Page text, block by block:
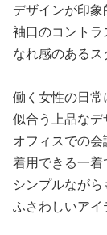
デザインが印象
袖口のコント
なれ感のあるス
働く女性の日
似合う上品なデ
オフィスでの
着用できる一着
シンプルなが
ふさわしいアイ